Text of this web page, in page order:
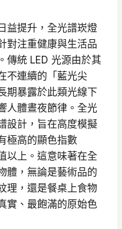
益提升，全光譜崁燈
對注重健康與生活品
傳統 LED 光源由於其
不連續的「藍光尖
期暴露於此類光線下
人體晝夜節律。全光
設計，旨在高度模擬
極高的顯色指數
以上。這意味著在全
體，無論是藝術品的
理，還是餐桌上食物
實、最飽滿的原始色